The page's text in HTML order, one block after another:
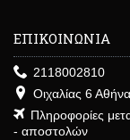
ΕΠΙΚΟΙΝΩΝΙΑ
2118002810
Οιχαλίας 6
Πληροφορίες
- αποστολών